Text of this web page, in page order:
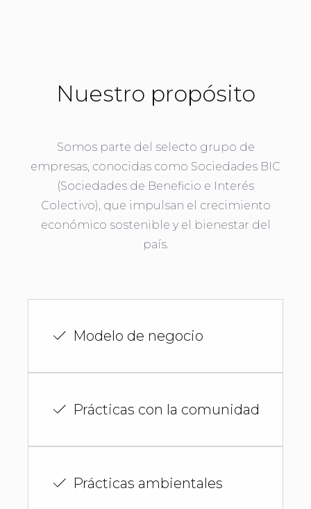
Nuestro propósito
Somos parte del selecto grupo de
empresas, conocidas como Sociedades BIC
(Sociedades de Beneficio e Interés
Colectivo), que impulsan el crecimiento
económico sostenible y el bienestar del
país.
Modelo de negocio
Prácticas con la comunidad
Prácticas ambientales